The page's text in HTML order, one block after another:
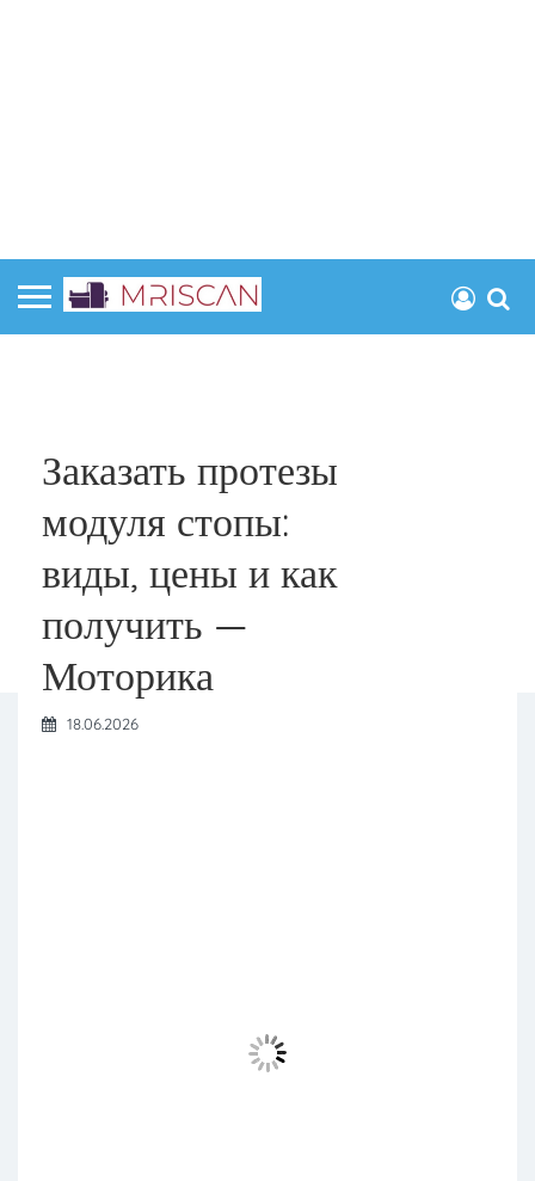
Заказать протезы
модуля стопы:
виды, цены и как
получить —
Моторика
18.06.2026